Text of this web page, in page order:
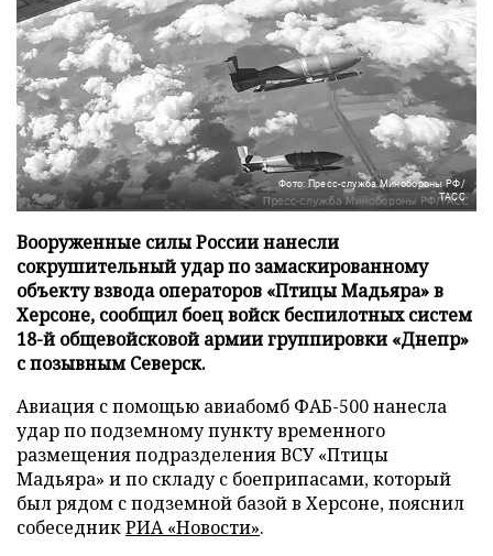
Фото: Пресс-служба Минобороны РФ/
ТАСС
Вооруженные силы России нанесли
сокрушительный удар по замаскированному
объекту взвода операторов «Птицы Мадьяра» в
Херсоне, сообщил боец войск беспилотных систем
18-й общевойсковой армии группировки «Днепр»
с позывным Северск.
Авиация с помощью авиабомб ФАБ-500 нанесла
удар по подземному пункту временного
размещения подразделения ВСУ «Птицы
Мадьяра» и по складу с боеприпасами, который
был рядом с подземной базой в Херсоне, пояснил
собеседникРИА «Новости».